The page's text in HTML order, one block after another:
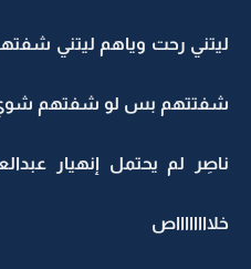
ليتني رحت وياهم ليتني
شفتتهم بس لو شفتهم شوي ..
ناصِر لم يحتمل إنهيار
خلااااااااص